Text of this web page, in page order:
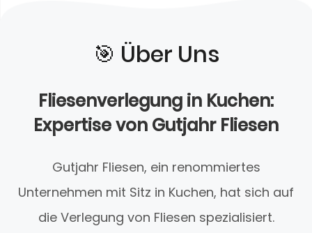
🎯️ Über Uns
Fliesenverlegung in Kuchen:
Expertise von Gutjahr Fliesen
Gutjahr Fliesen, ein renommiertes
Unternehmen mit Sitz in Kuchen, hat sich auf
die Verlegung von Fliesen spezialisiert.